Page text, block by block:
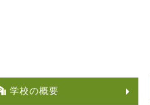
学校の概要